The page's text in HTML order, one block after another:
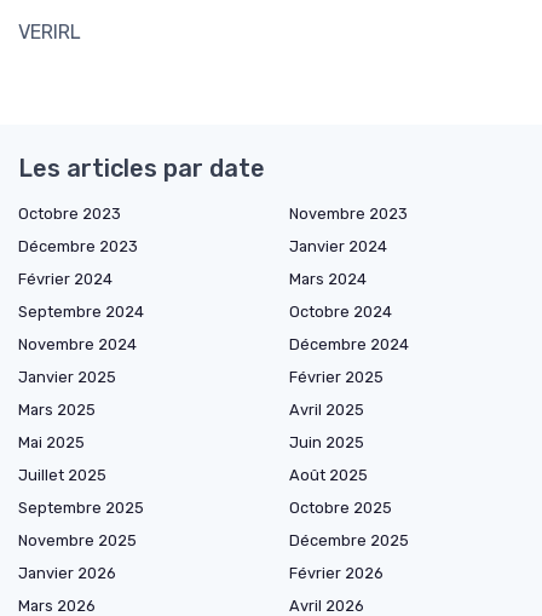
VERIRL
Les articles par date
Octobre 2023
Novembre 2023
Décembre 2023
Janvier 2024
Février 2024
Mars 2024
Septembre 2024
Octobre 2024
Novembre 2024
Décembre 2024
Janvier 2025
Février 2025
Mars 2025
Avril 2025
Mai 2025
Juin 2025
Juillet 2025
Août 2025
Septembre 2025
Octobre 2025
Novembre 2025
Décembre 2025
Janvier 2026
Février 2026
Mars 2026
Avril 2026